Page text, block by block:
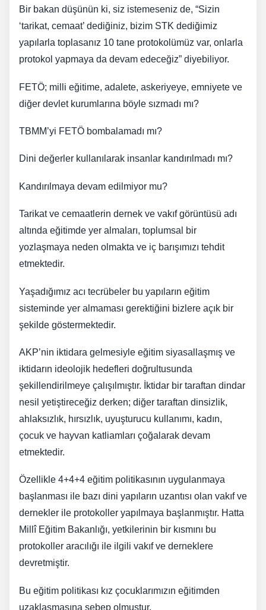
Bir bakan düşünün ki, siz istemeseniz de, “Sizin
‘tarikat, cemaat’ dediğiniz, bizim STK dediğimiz
yapılarla toplasanız 10 tane protokolümüz var, onlarla
protokol yapmaya da devam edeceğiz” diyebiliyor.
FETÖ; milli eğitime, adalete, askeriyeye, emniyete ve
diğer devlet kurumlarına böyle sızmadı mı?
TBMM’yi FETÖ bombalamadı mı?
Dini değerler kullanılarak insanlar kandırılmadı mı?
Kandırılmaya devam edilmiyor mu?
Tarikat ve cemaatlerin dernek ve vakıf görüntüsü adı
altında eğitimde yer almaları, toplumsal bir
yozlaşmaya neden olmakta ve iç barışımızı tehdit
etmektedir.
Yaşadığımız acı tecrübeler bu yapıların eğitim
sisteminde yer almaması gerektiğini bizlere açık bir
şekilde göstermektedir.
AKP’nin iktidara gelmesiyle eğitim siyasallaşmış ve
iktidarın ideolojik hedefleri doğrultusunda
şekillendirilmeye çalışılmıştır. İktidar bir taraftan dindar
nesil yetiştireceğiz derken; diğer taraftan dinsizlik,
ahlaksızlık, hırsızlık, uyuşturucu kullanımı, kadın,
çocuk ve hayvan katliamları çoğalarak devam
etmektedir.
Özellikle 4+4+4 eğitim politikasının uygulanmaya
başlanması ile bazı dini yapıların uzantısı olan vakıf ve
dernekler ile protokoller yapılmaya başlanmıştır. Hatta
Millî Eğitim Bakanlığı, yetkilerinin bir kısmını bu
protokoller aracılığı ile ilgili vakıf ve derneklere
devretmiştir.
Bu eğitim politikası kız çocuklarımızın eğitimden
uzaklaşmasına sebep olmuştur.